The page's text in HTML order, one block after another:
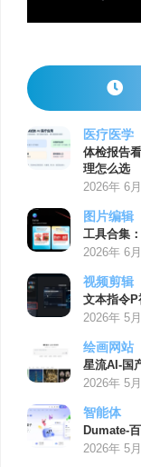
医疗医学
体检报告
理怎么选
2026年 6
图片编辑
工具合集
2026年 6
视频剪辑
文本指令
2026年 5
绘画网站
星流AI-国
2026年 5
智能体
Dumate-
2026年 5